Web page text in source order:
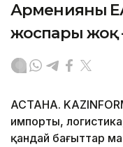
Арменияның
жоспары жоқ
АСТАНА.
импорты,
қандай бағыттар